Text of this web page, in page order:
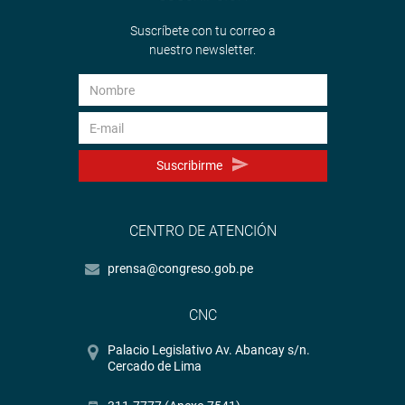
goo.gl/Ty5Tto
http://www.congreso.gob.pe/
Facebook:https://goo.gl/s5t7XN
https://goo.gl/iMywRR
goo.gl/hMwTg1
Suscríbete con tu correo a
nuestro newsletter.
Suscribirme
CENTRO DE ATENCIÓN
prensa@congreso.gob.pe
CNC
Palacio Legislativo Av. Abancay s/n.
Cercado de Lima